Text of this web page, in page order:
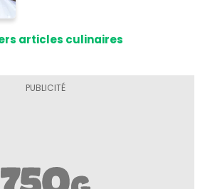
articles culinaires